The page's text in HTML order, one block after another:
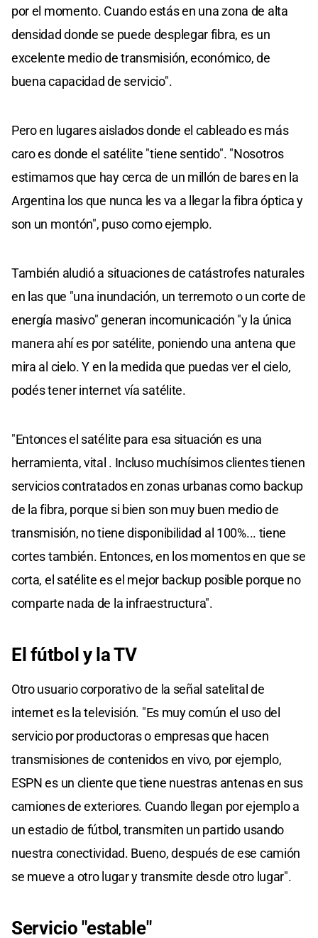
por el momento. Cuando estás en una zona de alta
densidad donde se puede desplegar fibra, es un
excelente medio de transmisión, económico, de
buena capacidad de servicio".
Pero en lugares aislados donde el cableado es más
caro es donde el satélite "tiene sentido". "Nosotros
estimamos que hay cerca de un millón de bares en la
Argentina los que nunca les va a llegar la fibra óptica y
son un montón", puso como ejemplo.
También aludió a situaciones de catástrofes naturales
en las que "una inundación, un terremoto o un corte de
energía masivo" generan incomunicación "y la única
manera ahí es por satélite, poniendo una antena que
mira al cielo. Y en la medida que puedas ver el cielo,
podés tener internet vía satélite.
"Entonces el satélite para esa situación es una
herramienta, vital . Incluso muchísimos clientes tienen
servicios contratados en zonas urbanas como backup
de la fibra, porque si bien son muy buen medio de
transmisión, no tiene disponibilidad al 100%... tiene
cortes también. Entonces, en los momentos en que se
corta, el satélite es el mejor backup posible porque no
comparte nada de la infraestructura".
El fútbol y la TV
Otro usuario corporativo de la señal satelital de
internet es la televisión. "Es muy común el uso del
servicio por productoras o empresas que hacen
transmisiones de contenidos en vivo, por ejemplo,
ESPN es un cliente que tiene nuestras antenas en sus
camiones de exteriores. Cuando llegan por ejemplo a
un estadio de fútbol, transmiten un partido usando
nuestra conectividad. Bueno, después de ese camión
se mueve a otro lugar y transmite desde otro lugar".
Servicio "estable"